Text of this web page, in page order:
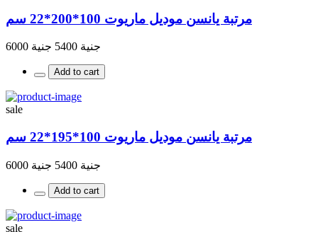
مرتبة يانسن موديل ماريوت 100*200*22 سم
جنية 5400 جنية 6000
Add to cart
sale
مرتبة يانسن موديل ماريوت 100*195*22 سم
جنية 5400 جنية 6000
Add to cart
sale